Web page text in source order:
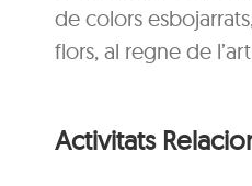
de colors
flors, al regne de
Activitats